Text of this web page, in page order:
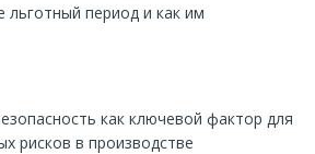
льготный период и как им
как ключевой фактор для
рисков в производстве